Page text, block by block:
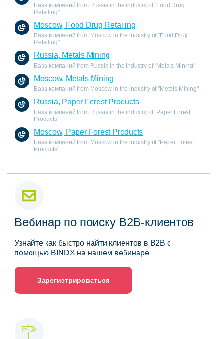
База компаний from Russia in the industry of "Food Drug
Retailing"
Moscow, Food Drug Retailing
База компаний from Moscow in the industry of "Food Drug
Retailing"
Russia, Metals Mining
База компаний from Russia in the industry of "Metals Mining"
Moscow, Metals Mining
База компаний from Moscow in the industry of "Metals Mining"
Russia, Paper Forest Products
База компаний from Russia in the industry of "Paper Forest
Products"
Moscow, Paper Forest Products
База компаний from Moscow in the industry of "Paper Forest
Products"
Вебинар по поиску B2B-клиентов
Узнайте как быстро найти клиентов в B2B с
помощью BINDX на нашем вебинаре
Зарегистрироваться